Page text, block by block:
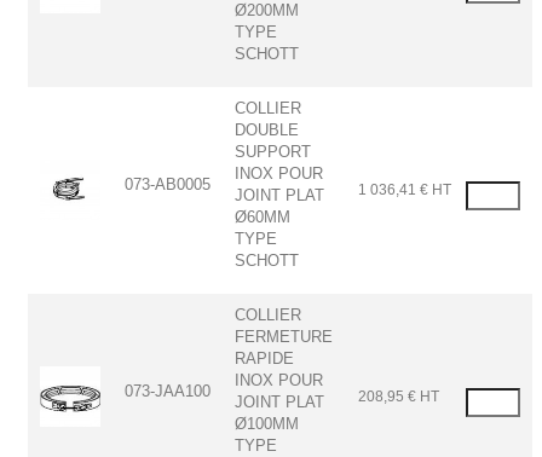
Ø200MM
TYPE
SCHOTT
073-AB0005
COLLIER
DOUBLE
SUPPORT
INOX POUR
JOINT PLAT
Ø60MM
TYPE
SCHOTT
1 036,41 € HT
073-JAA100
COLLIER
FERMETURE
RAPIDE
INOX POUR
JOINT PLAT
Ø100MM
TYPE
208,95 € HT